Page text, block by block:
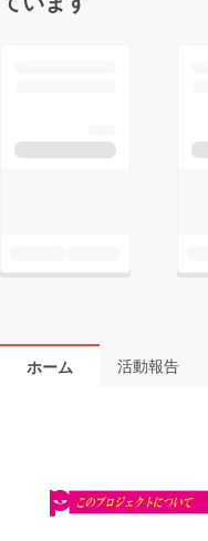
ホーム 活動報告